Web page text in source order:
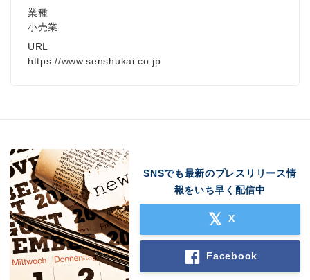
業種
小売業
URL
https://www.senshukai.co.jp
SNSでも最新のプレスリリース情
報をいち早く配信中
X
Facebook